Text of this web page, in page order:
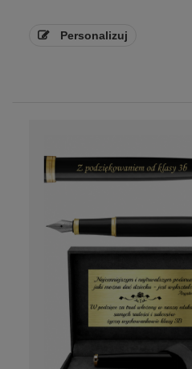
Personalizuj